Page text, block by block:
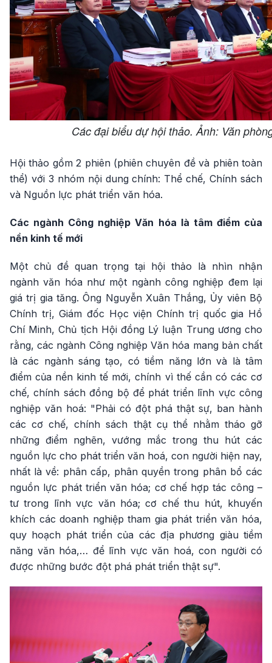
Các đại biểu dự hội thảo. Ảnh: Văn
Hội thảo gồm 2 phiên (phiên chuyên đề và phiên toàn
thể) với 3 nhóm nội dung chính: Thể chế, Chính sách
và Nguồn lực phát triển văn hóa.
Các ngành Công nghiệp Văn hóa là tâm điểm của
nền kinh tế mới
Một chủ đề quan trọng tại hội thảo là nhìn nhận
ngành văn hóa như một ngành công nghiệp đem lại
giá trị gia tăng. Ông Nguyễn Xuân Thắng, Ủy viên Bộ
Chính trị, Giám đốc Học viện Chính trị quốc gia Hồ
Chí Minh, Chủ tịch Hội đồng Lý luận Trung ương cho
rằng, các ngành Công nghiệp Văn hóa mang bản chất
là các ngành sáng tạo, có tiềm năng lớn và là tâm
điểm của nền kinh tế mới, chính vì thế cần có các cơ
chế, chính sách đồng bộ để phát triển lĩnh vực công
nghiệp văn hoá: "Phải có đột phá thật sự, ban hành
các cơ chế, chính sách thật cụ thể nhằm tháo gỡ
những điểm nghẽn, vướng mắc trong thu hút các
nguồn lực cho phát triển văn hoá, con người hiện nay,
nhất là về: phân cấp, phân quyền trong phân bổ các
nguồn lực phát triển văn hóa; cơ chế hợp tác công –
tư trong lĩnh vực văn hóa; cơ chế thu hút, khuyến
khích các doanh nghiệp tham gia phát triển văn hóa,
quy hoạch phát triển của các địa phương giàu tiềm
năng văn hóa,… để lĩnh vực văn hoá, con người có
được những bước đột phá phát triển thật sự".